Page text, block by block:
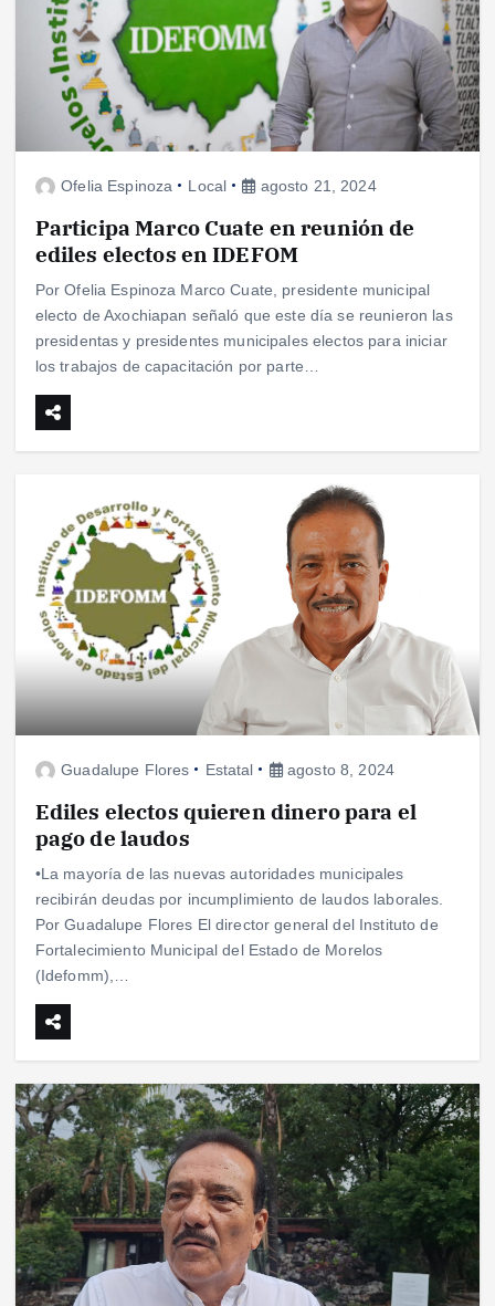
Ofelia Espinoza Local agosto 21, 2024
Participa Marco Cuate en reunión de
ediles electos en IDEFOM
Por Ofelia Espinoza Marco Cuate, presidente municipal
electo de Axochiapan señaló que este día se reunieron las
presidentas y presidentes municipales electos para iniciar
los trabajos de capacitación por parte…
Guadalupe Flores Estatal agosto 8, 2024
Ediles electos quieren dinero para el
pago de laudos
•La mayoría de las nuevas autoridades municipales
recibirán deudas por incumplimiento de laudos laborales.
Por Guadalupe Flores El director general del Instituto de
Fortalecimiento Municipal del Estado de Morelos
(Idefomm),…